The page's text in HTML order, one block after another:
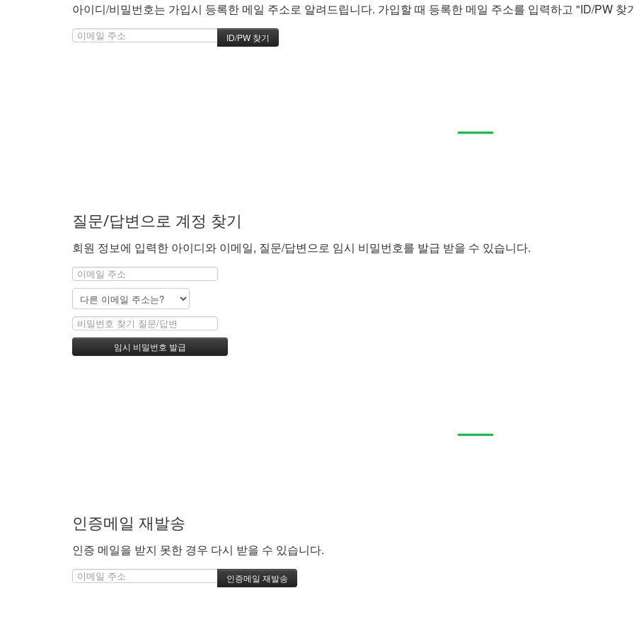
아이디/비밀번호는 가입시 등록한 메일 주소로 알려드립니다. 가입할 때 등록한 메일 주소를 입력하고 "ID/PW 찾
질문/답변으로 계정 찾기
회원 정보에 입력한 아이디와 이메일, 질문/답변으로 임시 비밀번호를 발급 받을 수 있습니다.
인증메일 재발송
인증 메일을 받지 못한 경우 다시 받을 수 있습니다.